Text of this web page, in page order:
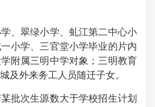
翠绿小学、虬江第二中心小
小学、三官堂小学毕业的片内
附属三明中学对象；三明教育
及外来务工人员随迁子女。
次生源数大于学校招生计划